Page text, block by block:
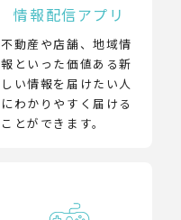
情報配信アプリ
不動産や店舗、地域情
報といった価値ある新
しい情報を届けたい人
にわかりやすく届ける
ことができます。